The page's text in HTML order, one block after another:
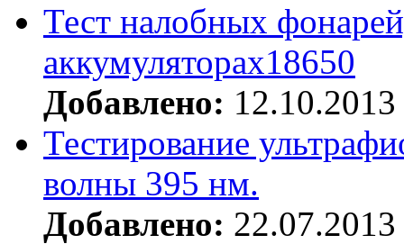
Тест налобных
аккумуляторах18650
Добавлено: 12.10.2013
Тестирование
волны 395 нм.
Добавлено: 22.07.2013